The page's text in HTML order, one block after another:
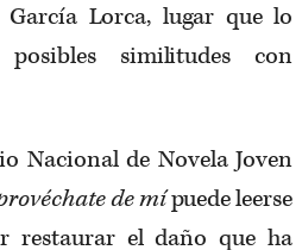
García Lorca, lugar que lo
similitudes con
Nacional de Novela Joven
de mípuede leerse
restaurar el daño que ha